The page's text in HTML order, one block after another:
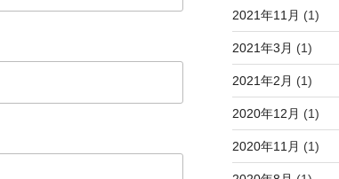
2021年11月 (1)
2021年3月 (1)
2021年2月 (1)
2020年12月 (1)
2020年11月 (1)